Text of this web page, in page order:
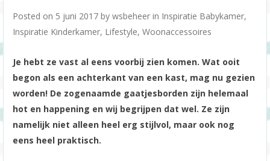
Posted on 5 juni 2017by wsbeheerin Inspiratie Babykamer,
Inspiratie Kinderkamer, Lifestyle, Woonaccessoires
Je hebt ze vast al eens voorbij zien komen. Wat ooit
begon als een achterkant van een kast, mag nu gezien
worden! De zogenaamde gaatjesborden zijn helemaal
hot en happening en wij begrijpen dat wel. Ze zijn
namelijk niet alleen heel erg stijlvol, maar ook nog
eens heel praktisch.